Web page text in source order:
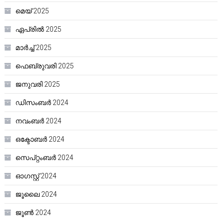
മെയ്‌ 2025
ഏപ്രിൽ 2025
മാർച്ച്‌ 2025
ഫെബ്രുവരി 2025
ജനുവരി 2025
ഡിസംബർ 2024
നവംബർ 2024
ഒക്ടോബർ 2024
സെപ്റ്റംബർ 2024
ഓഗസ്റ്റ്‌ 2024
ജൂലൈ 2024
ജൂൺ 2024